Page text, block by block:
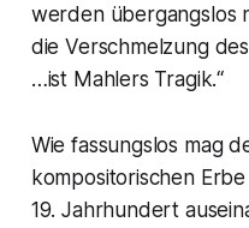
werden übergangslos
die Verschmelzung
…ist Mahlers Tragik.“
Wie fassungslos mag
kompositorischen
19. Jahrhundert